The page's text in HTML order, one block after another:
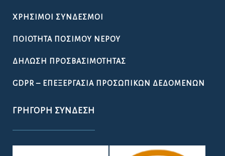
ΧΡΉΣΙΜΟΙ ΣΎΝΔΕΣΜΟΙ
ΠΟΙΌΤΗΤΑ ΠΌΣΙΜΟΥ ΝΕΡΟΎ
ΔΉΛΩΣΗ ΠΡΟΣΒΑΣΙΜΌΤΗΤΑΣ
GDPR – ΕΠΕΞΕΡΓΑΣΙΑ ΠΡΟΣΩΠΙΚΩΝ ΔΕΔΟΜΕΝΩΝ
ΓΡΉΓΟΡΗ ΣΎΝΔΕΣΗ